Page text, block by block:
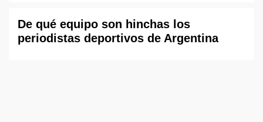
De qué equipo son hinchas los
periodistas deportivos de Argentina